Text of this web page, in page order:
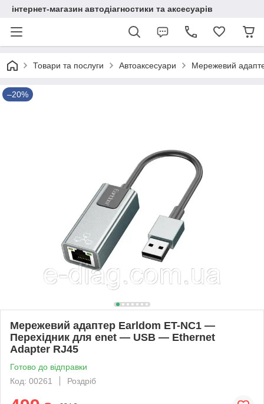
інтернет-магазин автодіагностики та аксесуарів
Товари та послуги Автоаксесуари Мережевий
–20%
Мережевий адаптер Earldom ET-NC1 —
Перехідник для enet — USB — Ethernet
Adapter RJ45
Готово до відправки
Код: 00261
Роздріб